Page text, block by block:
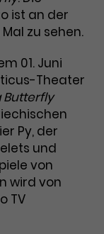
Cookie
die
Die
in
Anzahl
und
Ads-
ist an der
zu sehen.
01. Juni
Theater
Butterfly
Py, der
und
von
wird von
TV